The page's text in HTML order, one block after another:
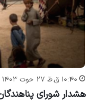
۱۰:۴۰ ق.ظ ۲۷ حوت ۱۴۰۳
هشدار شورای